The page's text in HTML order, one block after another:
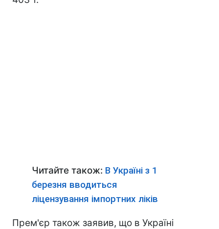
Читайте також: В Україні з 1
березня вводиться
ліцензування імпортних ліків
Прем'єр також заявив, що в Україні